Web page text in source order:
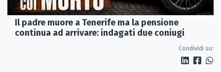
Il padre muore a Tenerife ma la pensione
continua ad arrivare: indagati due coniugi
Condividi su: